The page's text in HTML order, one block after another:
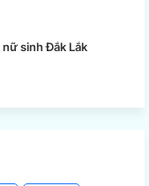
sinh Đắk Lắk